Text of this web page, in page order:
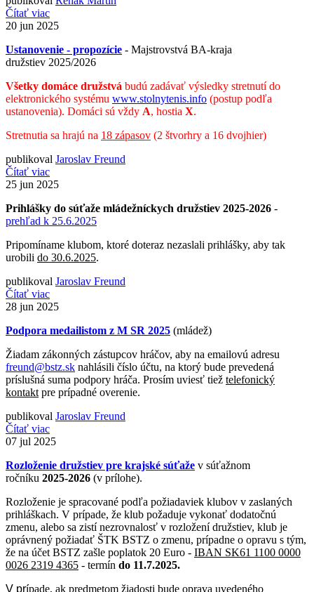
Čítať viac
20 jun 2025
Ustanovenie - propozície - Majstrovstvá BA-kraja
družstiev 2025/2026
Všetky domáce družstvá budú zadávať výsledky stretnutí do
elektronického systému www.stolnytenis.info (postup podľa
ustanovenia). Domáci sú vždy A, hostia X.
Stretnutia sa hrajú na 18 zápasov (2 štvorhry a 16 dvojhier)
publikoval Jaroslav Freund
Čítať viac
25 jun 2025
Prihlášky do súťaže mládežníckych družstiev 2025-2026 -
prehľad k 25.6.2025
Pripomíname klubom, ktoré doteraz nezaslali prihlášky, aby tak
urobili do 30.6.2025.
publikoval Jaroslav Freund
Čítať viac
28 jun 2025
Podpora medailistom z M SR 2025 (mládež)
Žiadam zákonných zástupcov hráčov, aby na emailovú adresu
freund@bstz.sk nahlásili číslo účtu, na ktorý bude prevedená
príslušná suma podpory hráča. Prosím uviesť tiež telefonický
kontaktpre prípadné overenie.
publikoval Jaroslav Freund
Čítať viac
07 jul 2025
Rozloženie družstiev pre krajské súťaže v súťažnom
ročníku 2025-2026 (v prílohe).
Rozloženie je spracované podľa požiadaviek klubov v zaslaných
prihláškach. V prípade, že klub požaduje vykonať dodatočnú
zmenu, alebo sa zistí nezrovnalosť v rozložení družstiev, klub je
oprávnený požiadať ŠTK BSTZ o zmenu, prípadne o opravu s tým,
že na účet BSTZ zašle poplatok 20 Euro - IBAN SK61 1100 0000
0026 2319 4365 - termín do 11.7.2025.
V prípade, ak predmetom žiadosti bude oprava uvedeného